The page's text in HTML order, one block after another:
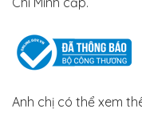
Anh chị có thể xem